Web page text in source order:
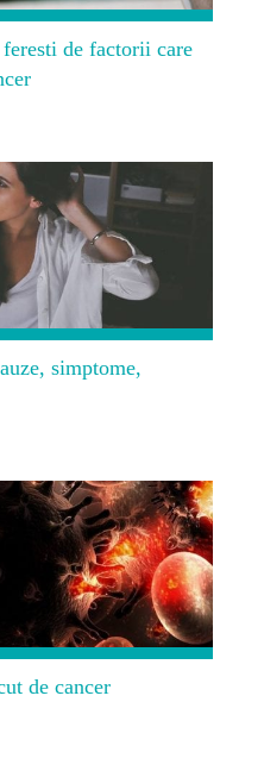
de factorii care
simptome,
de cancer